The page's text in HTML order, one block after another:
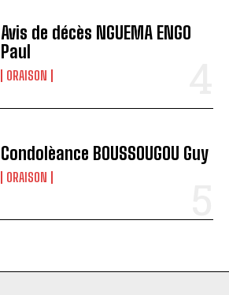
Avis de décès NGUEMA ENGO
Paul
ORAISON
Condolèance BOUSSOUGOU Guy
ORAISON